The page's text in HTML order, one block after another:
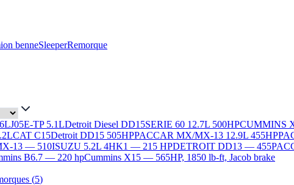
benneSleeperRemorque
J05E-TP 5.1LDetroit Diesel DD15SERIE 60 12.7L 500HPCUMMINS
CAT C15Detroit DD15 505HPPACCAR MX/MX-13 12.9L 455HP
13 — 510ISUZU 5.2L 4HK1 — 215 HPDETROIT DD13 — 455
B6.7 — 220 hpCummins X15 — 565HP, 1850 lb-ft, Jacob brake
(5)